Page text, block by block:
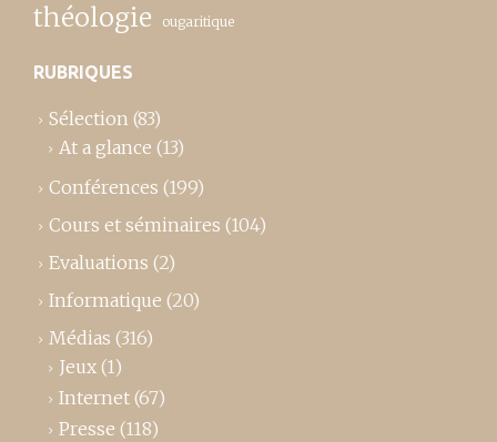
théologie ougaritique
RUBRIQUES
Sélection (83)
At a glance (13)
Conférences (199)
Cours et séminaires (104)
Evaluations (2)
Informatique (20)
Médias (316)
Jeux (1)
Internet (67)
Presse (118)